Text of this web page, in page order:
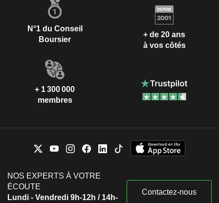
N°1 du Conseil
Boursier
+ de 20 ans
à vos côtés
+ 1 300 000
membres
NOS EXPERTS À VOTRE
ÉCOUTE
Lundi - Vendredi 9h-12h / 14h-
Contactez-nous